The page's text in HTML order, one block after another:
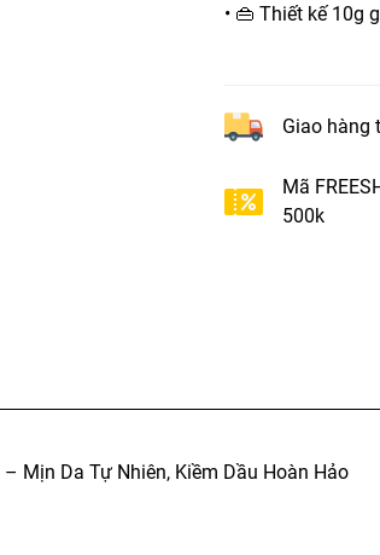
• 👜 Thiết kế 10g
Giao hàng
Mã
500k
– Mịn Da Tự Nhiên, Kiềm Dầu Hoàn Hảo